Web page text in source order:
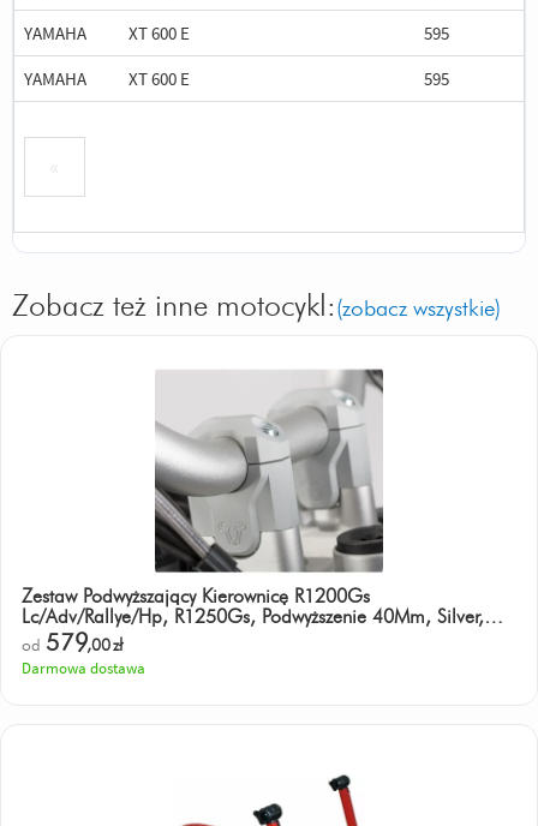
YAMAHA
XT 600 E 595
YAMAHA
XT 600 E 595
«
Zobacz też inne motocykl: (zobacz wszystkie)
Zestaw Podwyższający Kierownicę R1200Gs
Lc/Adv/Rallye/Hp, R1250Gs, Podwyższenie 40Mm, Silver,
Sw-Mot
od 579,00zł
Darmowa dostawa